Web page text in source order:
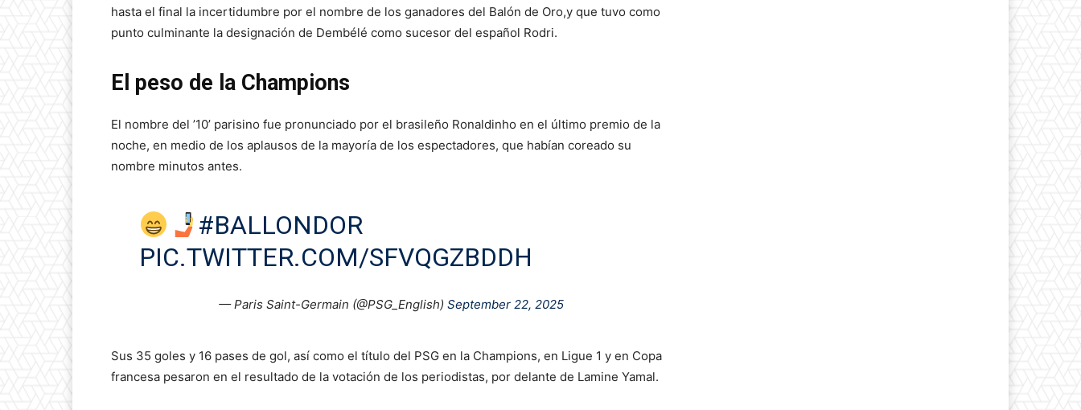
hasta el final la incertidumbre por el nombre de los ganadores del Balón de Oro,y que tuvo como
punto culminante la designación de Dembélé como sucesor del español Rodri.
El peso de la Champions
El nombre del ’10’ parisino fue pronunciado por el brasileño Ronaldinho en el último premio de la
noche, en medio de los aplausos de la mayoría de los espectadores, que habían coreado su
nombre minutos antes.
#BALLONDOR
PIC.TWITTER.COM/SFVQGZBDDH
— Paris Saint-Germain (@PSG_English) September 22, 2025
Sus 35 goles y 16 pases de gol, así como el título del PSG en la Champions, en Ligue 1 y en Copa
francesa pesaron en el resultado de la votación de los periodistas, por delante de Lamine Yamal.